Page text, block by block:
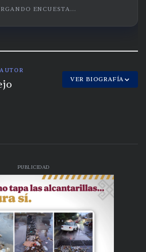
ENCUESTA...
VER BIOGRAFÍA
PUBLICIDAD